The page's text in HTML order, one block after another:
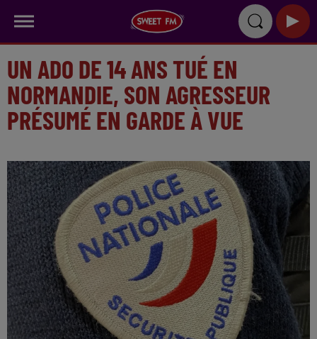
UN ADO DE 14 ANS TUÉ EN
NORMANDIE, SON AGRESSEUR
PRÉSUMÉ EN GARDE À VUE